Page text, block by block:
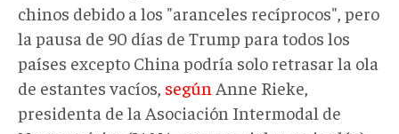
chinos debido a los "aranceles recíprocos", pero
la pausa de 90 días de Trump para todos los
países excepto China podría solo retrasar la ola
de estantes vacíos, según Anne Rieke,
presidenta de la Asociación Intermodal de